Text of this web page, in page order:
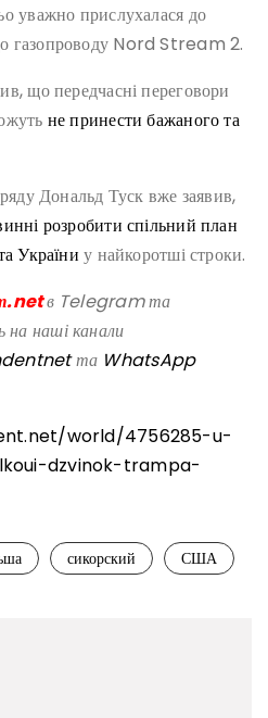
уважно прислухалася до
газопроводу Nord Stream 2.
що передчасні переговори
не принести бажаного та
Дональд Туск вже заявив,
розробити спільний план
України у найкоротші строки.
в Telegram та
наші канали
та WhatsApp
world/4756285-u-
dzvinok-trampa-
сикорский США